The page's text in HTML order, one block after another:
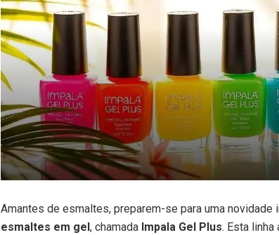
Amantes de esmaltes, preparem-se para uma novidade
esmaltes em gel , chamada Impala Gel Plus. Esta